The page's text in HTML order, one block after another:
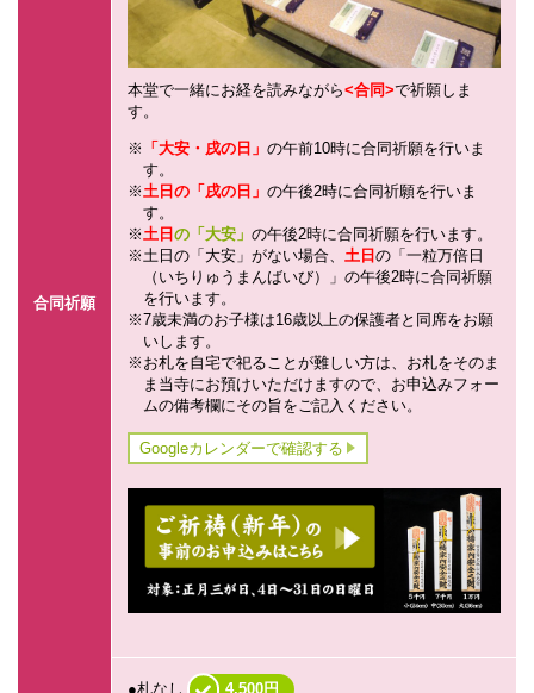
合同祈願
本堂で一緒にお経を読みながら<合同>で祈願しま
す。
「大安・戌の日」 の午前10時に合同祈願を行いま
す。
土日の「戌の日」 の午後2時に合同祈願を行いま
す。
土日 の「大安」 の午後2時に合同祈願を行います。
土日の「大安」がない場合、 土日 の「一粒万倍日
（いちりゅうまんばいび）」の午後2時に合同祈願
を行います。
7歳未満のお子様は16歳以上の保護者と同席をお願
いします。
お札を自宅で祀ることが難しい方は、お札をそのま
ま当寺にお預けいただけますので、お申込みフォー
ムの備考欄にその旨をご記入ください。
Googleカレンダーで確認する
●札なし 4,500円